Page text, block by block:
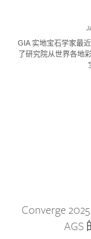
GIA 实地宝石学家最
了研究院从世界各地
Converge
AGS